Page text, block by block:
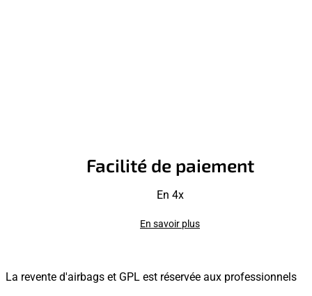
Facilité de paiement
En 4x
En savoir plus
La revente d'airbags et GPL est réservée aux professionnels